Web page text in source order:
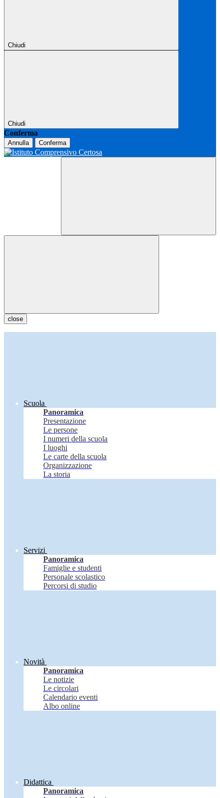
Chiudi
Chiudi
Conferma
Annulla Conferma
close
Scuola
Panoramica
Presentazione
Le persone
I numeri della scuola
I luoghi
Le carte della scuola
Organizzazione
La storia
Servizi
Panoramica
Famiglie e studenti
Personale scolastico
Percorsi di studio
Novità
Panoramica
Le notizie
Le circolari
Calendario eventi
Albo online
Didattica
Panoramica